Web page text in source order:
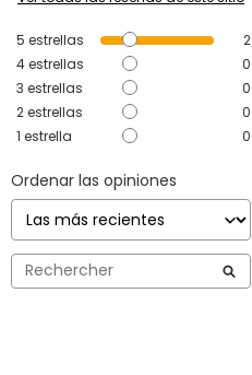
5 estrellas
2
4estrellas
0
3 estrellas
0
2estrellas
0
1 estrella 0
Ordenar las opiniones